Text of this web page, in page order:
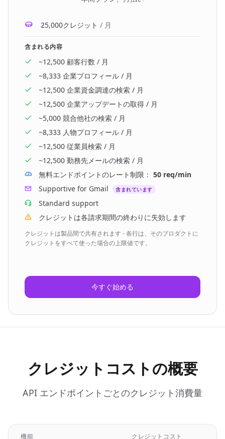
25,000クレジット / 月
含まれる内容
~12,500 顧客行数 / 月
~8,333 企業プロフィール / 月
~12,500 企業資金調達の検索 / 月
~12,500 企業アップデートの取得 / 月
~5,000 競合他社の検索 / 月
~8,333 人物プロフィール / 月
~12,500 従業員検索 / 月
~12,500 勤務先メールの検索 / 月
無料エンドポイントのレート制限： 50 req/min
Supportive for Gmail
含まれています
Standard support
クレジットは各請求期間の終わりに失効します
クレジットは製品間で共有されます - 各行は、そのプロダクトに
クレジットをすべて使った場合の上限値です。
今すぐ始める
クレジットコストの概要
API エンドポイントごとのクレジット消費量
機能 クレジットコスト